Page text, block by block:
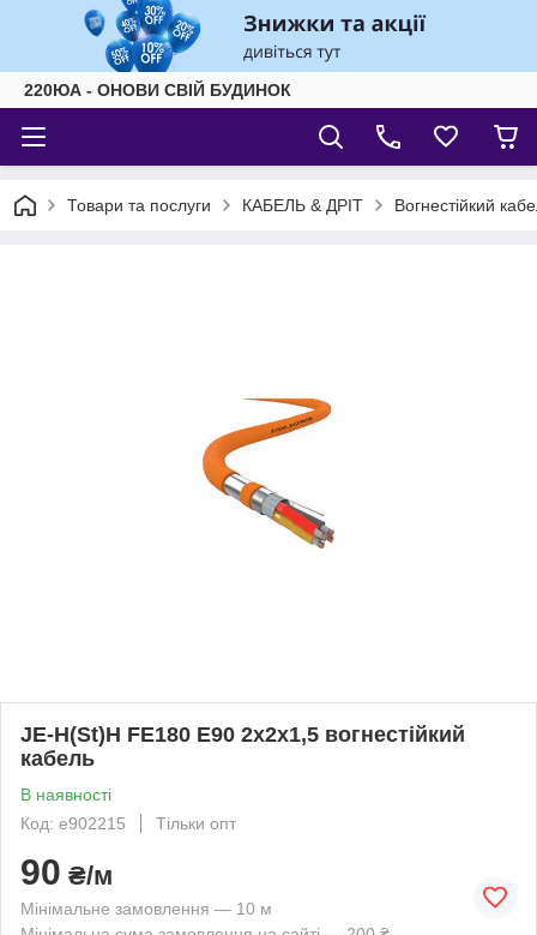
220ЮА - ОНОВИ СВІЙ БУДИНОК
Товари та послуги КАБЕЛЬ & ДРІТ Вогнестійкий
JE-H(St)H FE180 E90 2x2x1,5 вогнестійкий
кабель
В наявності
Код: e902215
Тільки опт
90 ₴/м
Мінімальне замовлення — 10 м